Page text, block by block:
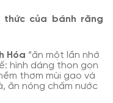
của bánh răng
Hóa “ăn một lần nhớ
hình dáng thon gọn
thơm mùi gạo và
ăn nóng chấm nước